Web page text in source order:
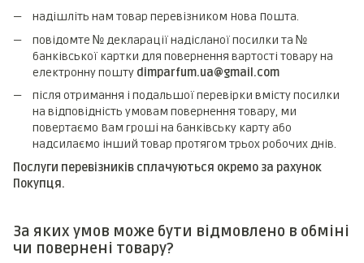
надішліть нам товар перевізником Нова Пошта.
повідомте № декларації надісланої посилки та №
банківської картки для повернення вартості товару на
електронну пошту dimparfum.ua@gmail.com
після отримання і подальшої перевірки вмісту посилки
на відповідність умовам повернення товару, ми
повертаємо Вам гроші на банківську карту або
надсилаємо інший товар протягом трьох робочих днів.
Послуги перевізників сплачуються окремо за рахунок
Покупця.
За яких умов може бути відмовлено в обміні
чи повернені товару?